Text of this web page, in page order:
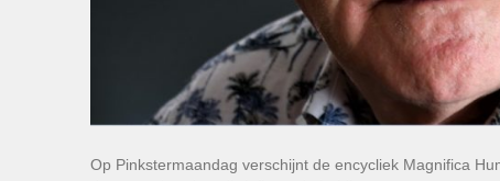
Op Pinkstermaandag verschijnt de encycliek Magnifica